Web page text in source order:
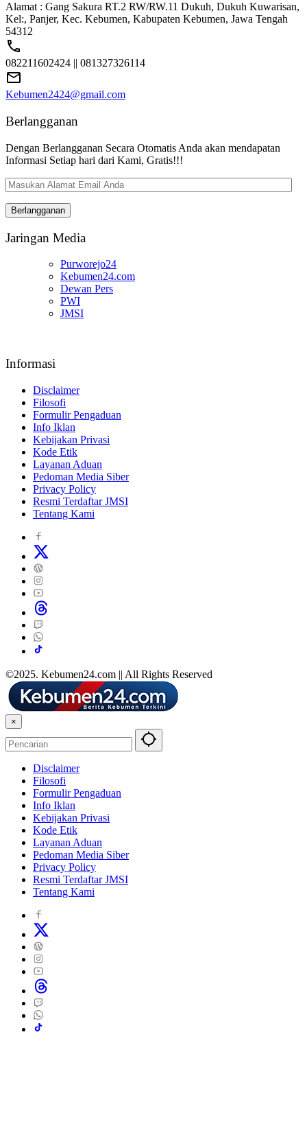
Alamat : Gang Sakura RT.2 RW/RW.11 Dukuh, Dukuh Kuwarisan,
Kel:, Panjer, Kec. Kebumen, Kabupaten Kebumen, Jawa Tengah
54312
082211602424 || 081327326114
Kebumen2424@gmail.com
Berlangganan
Dengan Berlangganan Secara Otomatis Anda akan mendapatan
Informasi Setiap hari dari Kami, Gratis!!!
Masukan
Alamat
Email
Anda
Berlangganan
Jaringan Media
Purworejo24
Kebumen24.com
Dewan Pers
PWI
JMSI
Informasi
Disclaimer
Filosofi
Formulir Pengaduan
Info Iklan
Kebijakan Privasi
Kode Etik
Layanan Aduan
Pedoman Media Siber
Privacy Policy
Resmi Terdaftar JMSI
Tentang Kami
©2025. Kebumen24.com || All Rights Reserved
×
Disclaimer
Filosofi
Formulir Pengaduan
Info Iklan
Kebijakan Privasi
Kode Etik
Layanan Aduan
Pedoman Media Siber
Privacy Policy
Resmi Terdaftar JMSI
Tentang Kami